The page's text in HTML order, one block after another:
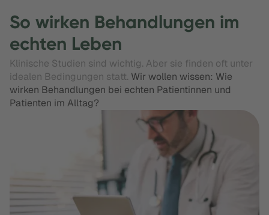
So wirken Behandlungen im
echten Leben
Klinische Studien sind wichtig. Aber sie finden oft unter
idealen Bedingungen statt. Wir wollen wissen: Wie
wirken Behandlungen bei echten Patientinnen und
Patienten im Alltag?